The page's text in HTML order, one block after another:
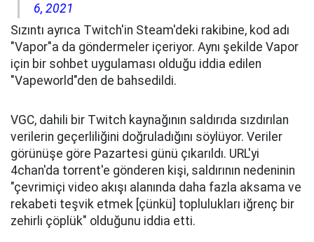
6, 2021
Sızıntı ayrıca Twitch'in Steam'deki rakibine, kod adı
"Vapor"a da göndermeler içeriyor. Aynı şekilde Vapor
için bir sohbet uygulaması olduğu iddia edilen
"Vapeworld"den de bahsedildi.
VGC, dahili bir Twitch kaynağının saldırıda sızdırılan
verilerin geçerliliğini doğruladığını söylüyor. Veriler
görünüşe göre Pazartesi günü çıkarıldı. URL'yi
4chan'da torrent'e gönderen kişi, saldırının nedeninin
"çevrimiçi video akışı alanında daha fazla aksama ve
rekabeti teşvik etmek [çünkü] toplulukları iğrenç bir
zehirli çöplük" olduğunu iddia etti.